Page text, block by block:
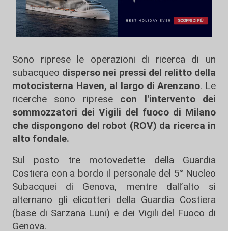
Sono riprese le operazioni di ricerca di un
subacqueo disperso nei pressi del relitto della
motocisterna Haven, al largo di Arenzano. Le
ricerche sono riprese con l'intervento dei
sommozzatori dei Vigili del fuoco di Milano
che dispongono del robot (ROV) da ricerca in
alto fondale.
Sul posto tre motovedette della Guardia
Costiera con a bordo il personale del 5° Nucleo
Subacquei di Genova, mentre dall’alto si
alternano gli elicotteri della Guardia Costiera
(base di Sarzana Luni) e dei Vigili del Fuoco di
Genova.